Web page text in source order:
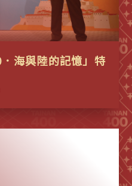
海與陸的記憶」特